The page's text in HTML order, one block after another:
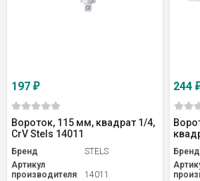
197 ₽
Вороток, 115 мм, квадрат 1/4,
CrV Stels 14011
Бренд
STELS
Артикул
производителя
14011
244
Бренд